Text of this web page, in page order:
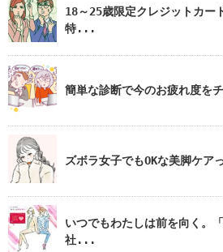
18～25歳限定クレジットカー
特...
簡単な診断で今のお疲れ度を
ズボラ女子でもOKな美脚ケア
いつでもわたしは前を向く。
社...